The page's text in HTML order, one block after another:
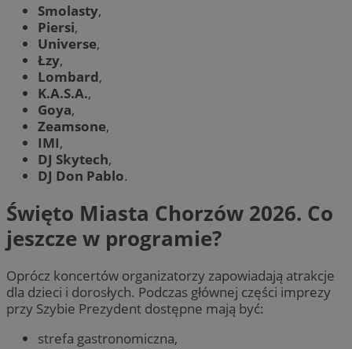
Smolasty,
Piersi,
Universe,
Łzy,
Lombard,
K.A.S.A.,
Goya,
Zeamsone,
IMI,
DJ Skytech,
DJ Don Pablo.
Święto Miasta Chorzów 2026. Co
jeszcze w programie?
Oprócz koncertów organizatorzy zapowiadają atrakcje
dla dzieci i dorosłych. Podczas głównej części imprezy
przy Szybie Prezydent dostępne mają być:
strefa gastronomiczna,